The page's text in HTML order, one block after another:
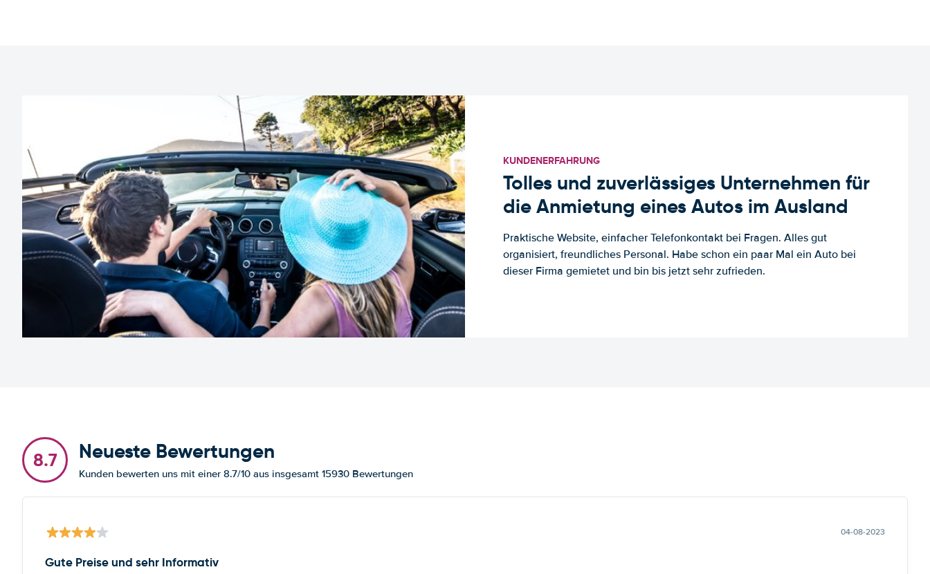
KUNDENERFAHRUNG
Tolles und zuverlässiges Unternehmen für
die Anmietung eines Autos im Ausland
Praktische Website, einfacher Telefonkontakt bei Fragen. Alles gut
organisiert, freundliches Personal. Habe schon ein paar Mal ein Auto bei
dieser Firma gemietet und bin bis jetzt sehr zufrieden.
8.7 Neueste Bewertungen
Kunden bewerten uns mit einer 8.7/10 aus insgesamt 15930 Bewertungen
04-08-2023
Gute Preise und sehr Informativ